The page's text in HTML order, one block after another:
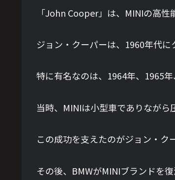
「John Cooper」は、MINIの高
ジョン・クーパーは、1960年代
特に有名なのは、1964年、1965
当時、MINIは小型車でありながら
この成功を支えたのがジョン・ク
その後、BMWがMINIブランドを